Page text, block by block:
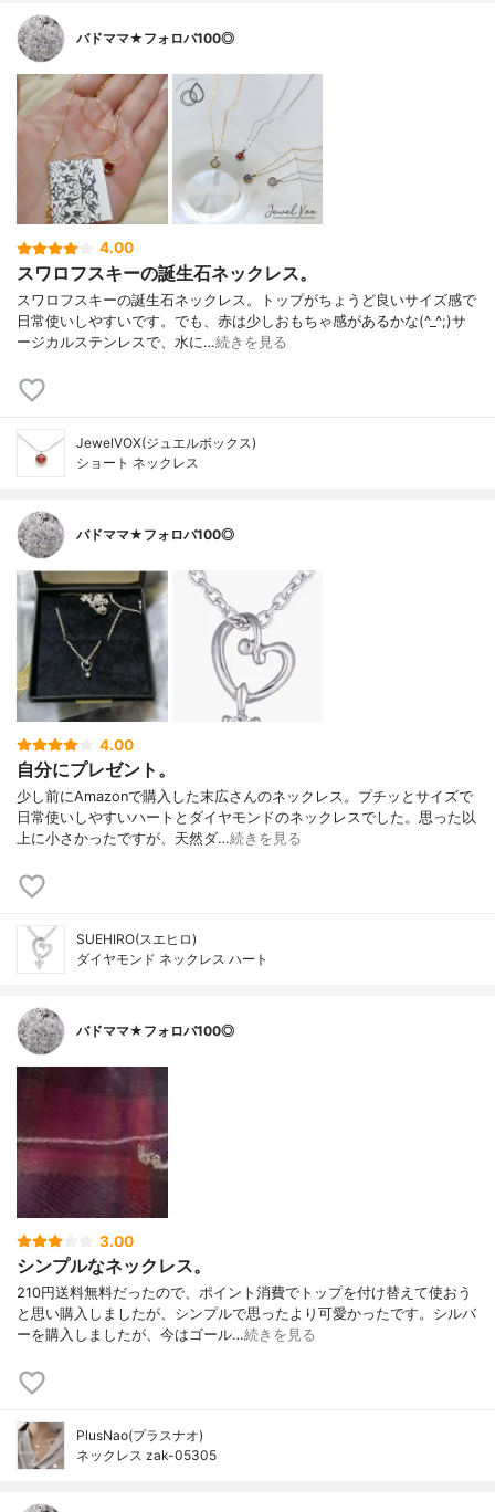
バドママ★フォロバ100◎
4.00
スワロフスキーの誕生石ネックレス。
スワロフスキーの誕生石ネックレス。トップがちょうど良いサイズ感で
日常使いしやすいです。でも、赤は少しおもちゃ感があるかな(^_^;)サ
ージカルステンレスで、水に…続きを見る
JewelVOX(ジュエルボックス)
ショート ネックレス
バドママ★フォロバ100◎
4.00
自分にプレゼント。
少し前にAmazonで購入した末広さんのネックレス。プチッとサイズで
日常使いしやすいハートとダイヤモンドのネックレスでした。思った以
上に小さかったですが、天然ダ…続きを見る
SUEHIRO(スエヒロ)
ダイヤモンド ネックレス ハート
バドママ★フォロバ100◎
3.00
シンプルなネックレス。
210円送料無料だったので、ポイント消費でトップを付け替えて使おう
と思い購入しましたが、シンプルで思ったより可愛かったです。シルバ
ーを購入しましたが、今はゴール…続きを見る
PlusNao(プラスナオ)
ネックレス zak-05305